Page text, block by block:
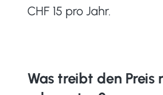
CHF 15 pro Jahr.
Was treibt den Preis